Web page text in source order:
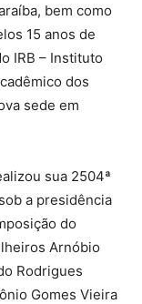
bem como
15 anos de
IRB – Instituto
dos
sede em
sua 2504ª
a presidência
do
Arnóbio
Rodrigues
Gomes Vieira